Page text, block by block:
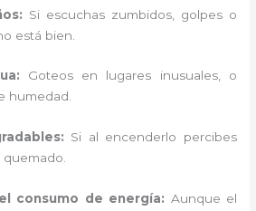
Si escuchas zumbidos, golpes o
está bien.
Goteos en lugares inusuales, o
humedad.
Si al encenderlo percibes
quemado.
consumo de energía: Aunque el